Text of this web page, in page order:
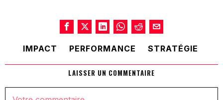
IMPACT PERFORMANCE STRATÉGIE
LAISSER UN COMMENTAIRE